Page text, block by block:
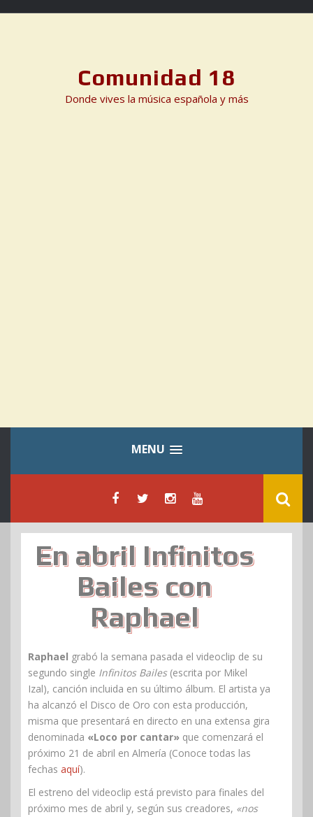
Comunidad 18
Donde vives la música española y más
MENU
En abril Infinitos
Bailes con
Raphael
Raphael grabó la semana pasada el videoclip de su
segundo single Infinitos Bailes(escrita por Mikel
Izal), canción incluida en su último álbum. El artista ya
ha alcanzó el Disco de Oro con esta producción,
misma que presentará en directo en una extensa gira
denominada «Loco por cantar» que comenzará el
próximo 21 de abril en Almería (Conoce todas las
fechas aquí).
El estreno del videoclip está previsto para finales del
próximo mes de abril y, según sus creadores, «nos